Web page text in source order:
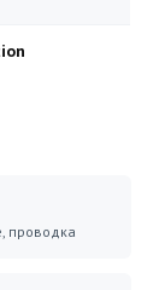
проводка